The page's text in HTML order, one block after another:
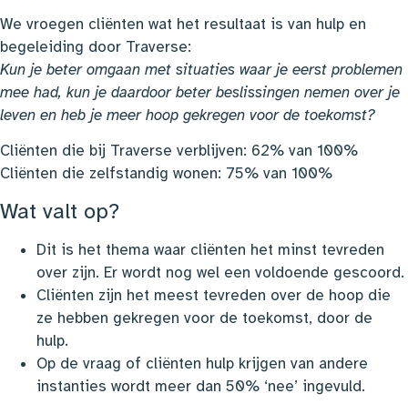
We vroegen cliënten wat het resultaat is van hulp en
begeleiding door Traverse:
Kun je beter omgaan met situaties waar je eerst problemen
mee had, kun je daardoor beter beslissingen nemen over je
leven en heb je meer hoop gekregen voor de toekomst?
Cliënten die bij Traverse verblijven: 62% van 100%
Cliënten die zelfstandig wonen: 75% van 100%
Wat valt op?
Dit is het thema waar cliënten het minst tevreden
over zijn. Er wordt nog wel een voldoende gescoord.
Cliënten zijn het meest tevreden over de hoop die
ze hebben gekregen voor de toekomst, door de
hulp.
Op de vraag of cliënten hulp krijgen van andere
instanties wordt meer dan 50% ‘nee’ ingevuld.